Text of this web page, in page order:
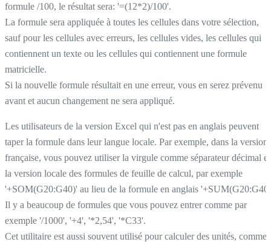
formule /100, le résultat sera: '=(12*2)/100'.
La formule sera appliquée à toutes les cellules dans votre sélection,
sauf pour les cellules avec erreurs, les cellules vides, les cellules qui
contiennent un texte ou les cellules qui contiennent une formule
matricielle.
Si la nouvelle formule résultait en une erreur, vous en serez prévenu
avant et aucun changement ne sera appliqué.
Les utilisateurs de la version Excel qui n'est pas en anglais peuvent
taper la formule dans leur langue locale. Par exemple, dans la version
française, vous pouvez utiliser la virgule comme séparateur décimal et
la version locale des formules de feuille de calcul, par exemple
'+SOM(G20:G40)' au lieu de la formule en anglais
Il y a beaucoup de formules que vous pouvez entrer comme par
exemple '/1000', '+4', '*2,54', '*C33'.
Cet utilitaire est aussi souvent utilisé pour calculer des unités, comme